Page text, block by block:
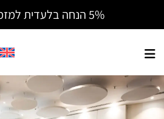
5% הנחה בלעדית למזמינים באתר